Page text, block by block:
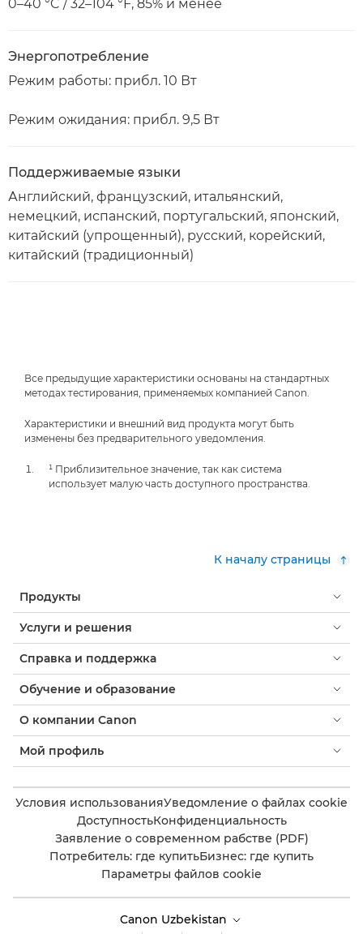
0–40 °C / 32–104 °F, 85% и менее
Энергопотребление
Режим работы: прибл. 10 Вт
Режим ожидания: прибл. 9,5 Вт
Поддерживаемые языки
Английский, французский, итальянский,
немецкий, испанский, португальский, японский,
китайский (упрощенный), русский, корейский,
китайский (традиционный)
Все предыдущие характеристики основаны на стандартных
методах тестирования, применяемых компанией Canon.
Характеристики и внешний вид продукта могут быть
изменены без предварительного уведомления.
¹ Приблизительное значение, так как система
использует малую часть доступного пространства.
К началу страницы
Продукты
Услуги и решения
Справка и поддержка
Обучение и образование
О компании Canon
Мой профиль
Условия использованияУведомление о файлах cookie
ДоступностьКонфиденциальность
Заявление о современном рабстве (PDF)
Потребитель: где купитьБизнес: где купить
Параметры файлов cookie
Canon Uzbekistan